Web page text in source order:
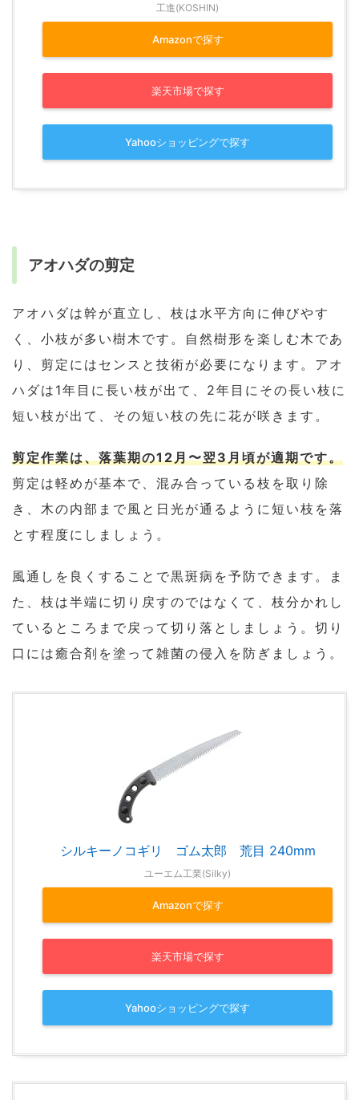
工進(KOSHIN)
Amazonで探す
楽天市場で探す
Yahooショッピングで探す
アオハダの剪定
アオハダは幹が直立し、枝は水平方向に伸びやす
く、小枝が多い樹木です。自然樹形を楽しむ木であ
り、剪定にはセンスと技術が必要になります。アオ
ハダは1年目に長い枝が出て、2年目にその長い枝に
短い枝が出て、その短い枝の先に花が咲きます。
剪定作業は、落葉期の12月〜翌3月頃が適期です。
剪定は軽めが基本で、混み合っている枝を取り除
き、木の内部まで風と日光が通るように短い枝を落
とす程度にしましょう。
風通しを良くすることで黒斑病を予防できます。ま
た、枝は半端に切り戻すのではなくて、枝分かれし
ているところまで戻って切り落としましょう。切り
口には癒合剤を塗って雑菌の侵入を防ぎましょう。
シルキーノコギリ ゴム太郎 荒目 240mm
ユーエム工業(Silky)
Amazonで探す
楽天市場で探す
Yahooショッピングで探す